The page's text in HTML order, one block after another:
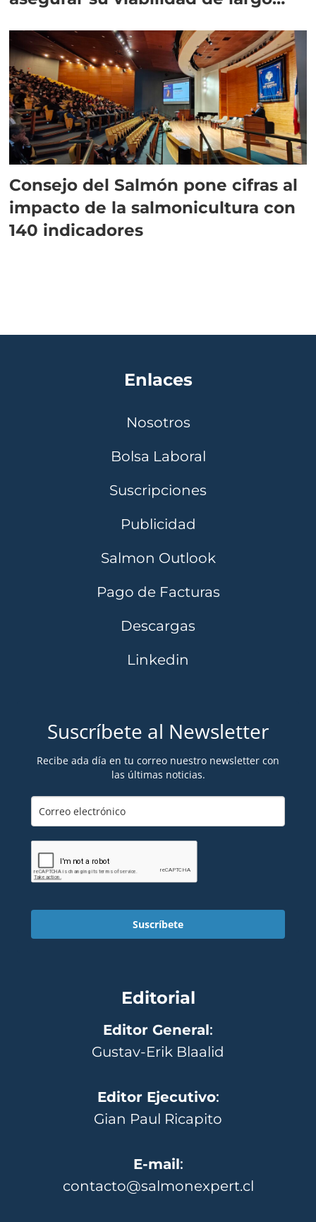
Consejo del Salmón pone cifras al
impacto de la salmonicultura con
140 indicadores
Enlaces
Nosotros
Bolsa Laboral
Suscripciones
Publicidad
Salmon Outlook
Pago de Facturas
Descargas
Linkedin
Suscríbete al Newsletter
Recibe ada día en tu correo nuestro newsletter con
las últimas noticias.
Suscríbete
Editorial
Editor General:
Gustav-Erik Blaalid
Editor Ejecutivo:
Gian Paul Ricapito
E-mail:
contacto@salmonexpert.cl